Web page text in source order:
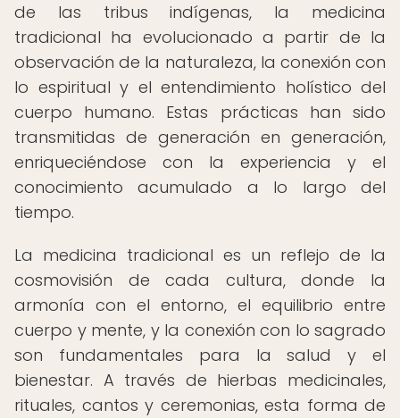
de las tribus indígenas, la medicina
tradicional ha evolucionado a partir de la
observación de la naturaleza, la conexión con
lo espiritual y el entendimiento holístico del
cuerpo humano. Estas prácticas han sido
transmitidas de generación en generación,
enriqueciéndose con la experiencia y el
conocimiento acumulado a lo largo del
tiempo.
La medicina tradicional es un reflejo de la
cosmovisión de cada cultura, donde la
armonía con el entorno, el equilibrio entre
cuerpo y mente, y la conexión con lo sagrado
son fundamentales para la salud y el
bienestar. A través de hierbas medicinales,
rituales, cantos y ceremonias, esta forma de